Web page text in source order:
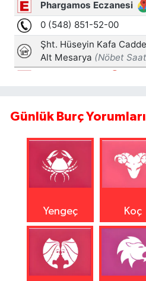
Günlük Burç Yorumları
Yengeç Koç